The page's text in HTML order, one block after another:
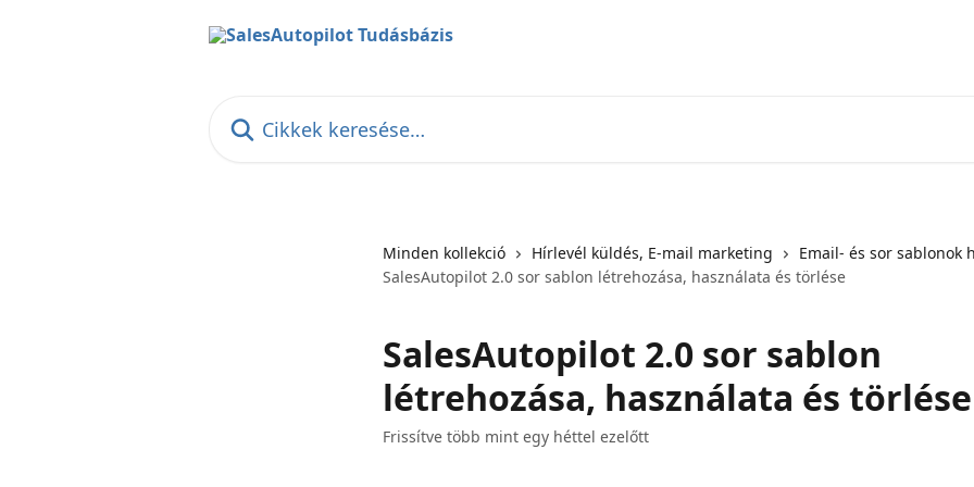
Minden kollekció Hírlevél küldés, E-mail marketing
Email- és sor sablonok
SalesAutopilot 2.0 sor sablon létrehozása, használata és törlése
SalesAutopilot 2.0 sor sablon
létrehozása, használata és törlése
Frissítve több mint egy héttel ezelőtt